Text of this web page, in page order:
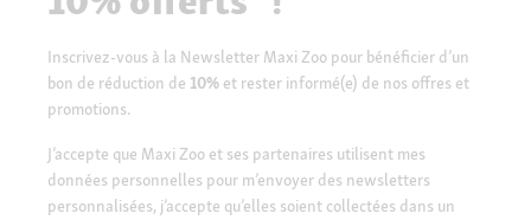
Inscrivez-vous à la Newsletter Maxi Zoo pour bénéficier d’un
bon de réduction de 10% et rester informé(e) de nos offres et
promotions.
J’accepte que Maxi Zoo et ses partenaires utilisent mes
données personnelles pour m’envoyer des newsletters
personnalisées, j’accepte qu’elles soient collectées dans un